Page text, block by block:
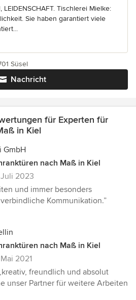
LEIDENSCHAFT. Tischlerei Mielke:
Sie haben garantiert viele
Nachricht
Süsel
für Experten für
in Kiel
GmbH
nach Maß in Kiel
2023
und immer besonders
Kommunikation.”
nach Maß in Kiel
2021
freundlich und absolut
unser Partner für weitere Arbeiten